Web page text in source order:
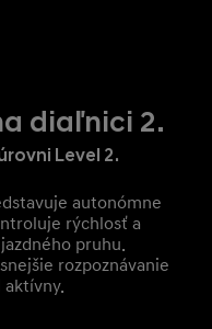
diaľnici 2.
Level 2.
autonómne
rýchlosť a
pruhu.
rozpoznávanie